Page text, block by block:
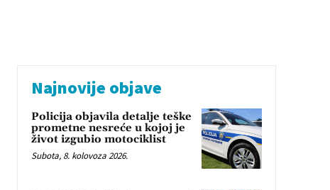
Najnovije objave
Policija objavila detalje teške
prometne nesreće u kojoj je
život izgubio motociklist
Subota, 8. kolovoza 2026.